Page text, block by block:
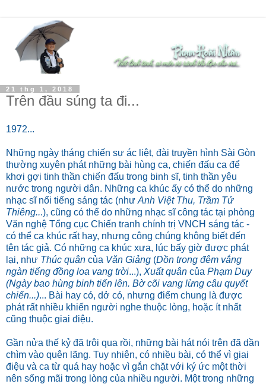
21 thg 1, 2018
Trên đầu súng ta đi...
1972...
Những ngày tháng chiến sự ác liệt, đài truyền hình Sài Gòn
thường xuyên phát những bài hùng ca, chiến đấu ca để
khơi gợi tinh thần chiến đấu trong binh sĩ, tinh thần yêu
nước trong người dân. Những ca khúc ấy có thể do những
nhạc sĩ nổi tiếng sáng tác (như Anh Việt Thu, Trầm Tử
Thiêng...), cũng có thể do những nhạc sĩ công tác tại phòng
Văn nghệ Tổng cục Chiến tranh chính trị VNCH sáng tác -
có thể ca khúc rất hay, nhưng công chúng không biết đến
tên tác giả. Có những ca khúc xưa, lúc bấy giờ được phát
lại, như Thúc quân của Văn Giảng (Dồn trong đêm vắng
ngàn tiếng đồng loa vang trời...), Xuất quân của Phạm Duy
(Ngày bao hùng binh tiến lên. Bờ cõi vang lừng câu quyết
chiến...)... Bài hay có, dở có, nhưng điểm chung là được
phát rất nhiều khiến người nghe thuộc lòng, hoặc ít nhất
cũng thuộc giai điệu.
Gần nửa thế kỷ đã trôi qua rồi, những bài hát nói trên đã dần
chìm vào quên lãng. Tuy nhiên, có nhiều bài, có thể vì giai
điệu và ca từ quá hay hoặc vì gắn chặt với ký ức một thời
nên sống mãi trong lòng của nhiều người. Một trong những